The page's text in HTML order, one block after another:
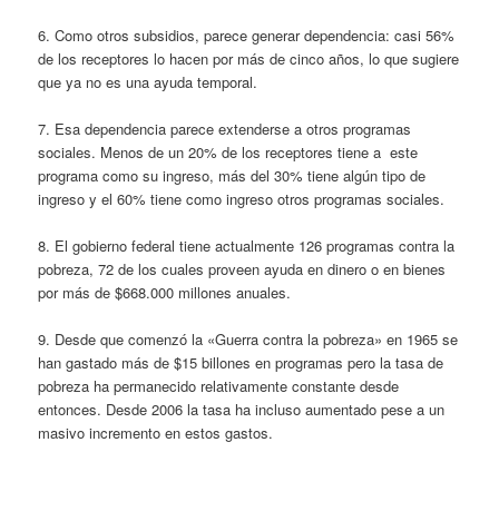
6. Como otros subsidios, parece generar dependencia: casi 56%
de los receptores lo hacen por más de cinco años, lo que sugiere
que ya no es una ayuda temporal.
7. Esa dependencia parece extenderse a otros programas
sociales. Menos de un 20% de los receptores tiene a este
programa como su ingreso, más del 30% tiene algún tipo de
ingreso y el 60% tiene como ingreso otros programas sociales.
8. El gobierno federal tiene actualmente 126 programas contra la
pobreza, 72 de los cuales proveen ayuda en dinero o en bienes
por más de $668.000 millones anuales.
9. Desde que comenzó la «Guerra contra la pobreza» en 1965 se
han gastado más de $15 billones en programas pero la tasa de
pobreza ha permanecido relativamente constante desde
entonces. Desde 2006 la tasa ha incluso aumentado pese a un
masivo incremento en estos gastos.